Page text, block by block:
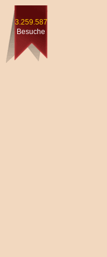
3.259.587
Besuche